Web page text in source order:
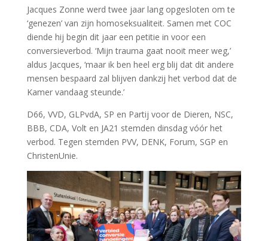
Jacques Zonne werd twee jaar lang opgesloten om te
‘genezen’ van zijn homoseksualiteit. Samen met COC
diende hij begin dit jaar een petitie in voor een
conversieverbod. ‘Mijn trauma gaat nooit meer weg,’
aldus Jacques, ‘maar ik ben heel erg blij dat dit andere
mensen bespaard zal blijven dankzij het verbod dat de
Kamer vandaag steunde.’
D66, VVD, GLPvdA, SP en Partij voor de Dieren, NSC,
BBB, CDA, Volt en JA21 stemden dinsdag vóór het
verbod. Tegen stemden PVV, DENK, Forum, SGP en
ChristenUnie.